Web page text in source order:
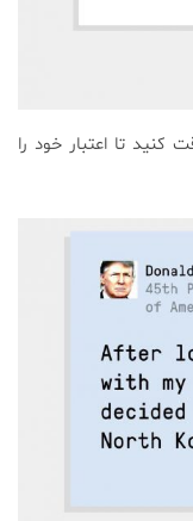
تا اعتبار خود را